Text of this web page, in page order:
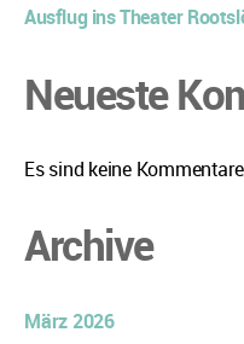
Ausflug ins Theater
Neueste
Es sind keine
Archive
März 2026